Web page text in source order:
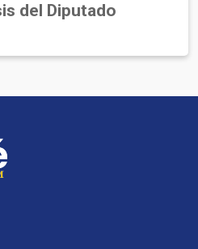
del Diputado